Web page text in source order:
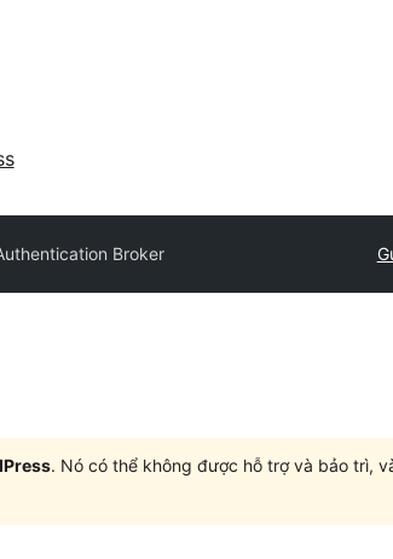
Broker
. Nó có thể không được hỗ trợ và bảo trì,